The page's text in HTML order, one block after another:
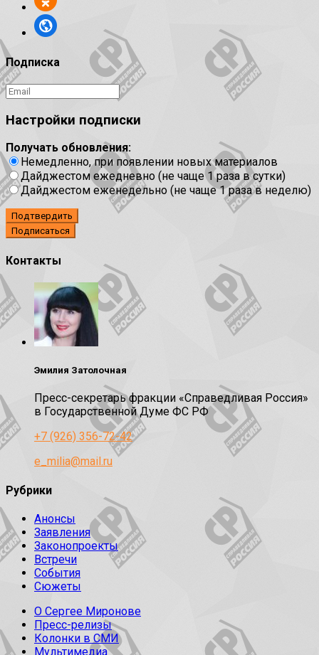
Подписка
Настройки подписки
Получать обновления:
Немедленно, при появлении новых материалов
Дайджестом ежедневно (не чаще 1 раза в сутки)
Дайджестом еженедельно (не чаще 1 раза в неделю)
Подтвердить
Контакты
Эмилия Затолочная
Пресс-секретарь фракции «Справедливая Россия»
в Государственной Думе ФС РФ
+7 (926) 356-72-42
e_milia@mail.ru
Рубрики
Анонсы
Заявления
Законопроекты
Встречи
События
Сюжеты
О Сергее Миронове
Пресс-релизы
Колонки в СМИ
Мультимедиа